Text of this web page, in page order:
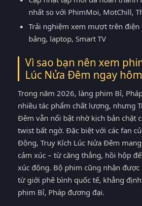
nhất so với PhimMoi, MotChill,
Trải nghiệm xem mượt trên
bảng, laptop, Smart TV
Vì sao bạn nên xem
Lúc Nửa Đêm ngay
Trong năm 2026, làng phim Bỉ,
nhiều tác phẩm chất lượng, nhưng
Đêm vẫn nổi bật nhờ kịch bản chặt
twist bất ngờ. Đặc biệt với các fan
Động, Truy Kích Lúc Nửa Đêm
cảm xúc – từ căng thẳng, hồi hộp
xúc động. Bộ phim cũng nhận
từ giới phê bình quốc tế, khẳng
phim Bỉ, Pháp đương đại.